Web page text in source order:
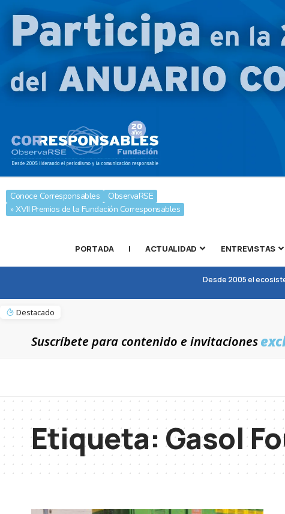
Conoce Corresponsables
ObservaRSE
» XVII Premios de la Fundación Corresponsables
PORTADA | ACTUALIDAD ENTREVISTAS
Desde 2005 el
Destacado
Suscríbete para contenido e invitaciones
Etiqueta: Gasol